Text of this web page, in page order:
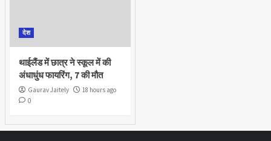
देश
थाईलैंड में छात्र ने स्कूल में की
अंधाधुंध फायरिंग, 7 की मौत
Gaurav Jaitely
18 hours ago
0